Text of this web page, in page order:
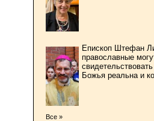
Епископ Штефан
православные
Божья реальна и
Все »